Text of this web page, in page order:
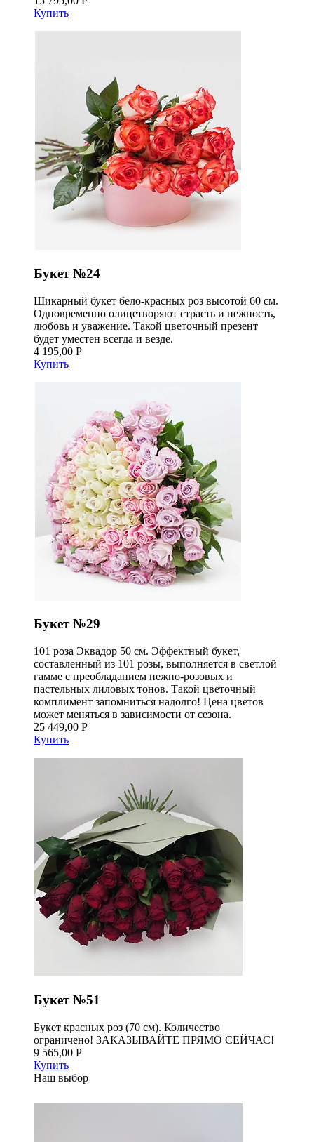
Купить
Букет №24
Шикарный букет бело-красных роз высотой 60 см.
Одновременно олицетворяют страсть и нежность,
любовь и уважение. Такой цветочный презент
будет уместен всегда и везде.
4 195,00 Р
Купить
Букет №29
101 роза Эквадор 50 см. Эффектный букет,
составленный из 101 розы, выполняется в светлой
гамме с преобладанием нежно-розовых и
пастельных лиловых тонов. Такой цветочный
комплимент запомниться надолго! Цена цветов
может меняться в зависимости от сезона.
25 449,00 Р
Купить
Букет №51
Букет красных роз (70 см). Количество
ограничено! ЗАКАЗЫВАЙТЕ ПРЯМО СЕЙЧАС!
9 565,00 Р
Купить
Наш выбор